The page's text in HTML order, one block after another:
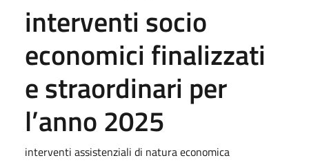
interventi socio
economici finalizzati
e straordinari per
l’anno 2025
interventi assistenziali di natura economica